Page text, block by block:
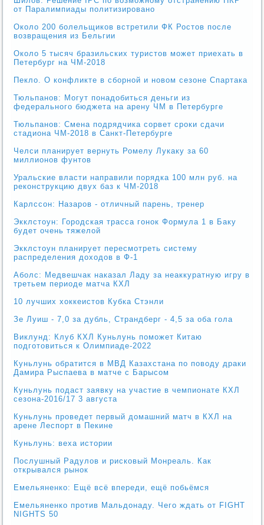
от Паралимпиады политизировано
Около 200 болельщиков встретили ФК Ростов после
возвращения из Бельгии
Около 5 тысяч бразильских туристов может приехать в
Петербург на ЧМ-2018
Пекло. О конфликте в сборной и новом сезоне Спартака
Тюльпанов: Могут понадобиться деньги из
федерального бюджета на арену ЧМ в Петербурге
Тюльпанов: Смена подрядчика сорвет сроки сдачи
стадиона ЧМ-2018 в Санкт-Петербурге
Челси планирует вернуть Ромелу Лукаку за 60
миллионов фунтов
Уральские власти направили порядка 100 млн руб. на
реконструкцию двух баз к ЧМ-2018
Карлссон: Назаров - отличный парень, тренер
Экклстоун: Городская трасса гонок Формула 1 в Баку
будет очень тяжелой
Экклстоун планирует пересмотреть систему
распределения доходов в Ф-1
Аболс: Медвешчак наказал Ладу за неаккуратную игру в
третьем периоде матча КХЛ
10 лучших хоккеистов Кубка Стэнли
Зе Луиш - 7,0 за дубль, Страндберг - 4,5 за оба гола
Виклунд: Клуб КХЛ Куньлунь поможет Китаю
подготовиться к Олимпиаде-2022
Куньлунь обратится в МВД Казахстана по поводу драки
Дамира Рыспаева в матче с Барысом
Куньлунь подаст заявку на участие в чемпионате КХЛ
сезона-2016/17 3 августа
Куньлунь проведет первый домашний матч в КХЛ на
арене Леспорт в Пекине
Куньлунь: веха истории
Послушный Радулов и рисковый Монреаль. Как
открывался рынок
Емельяненко: Ещё всё впереди, ещё побьёмся
Емельяненко против Мальдонаду. Чего ждать от FIGHT
NIGHTS 50